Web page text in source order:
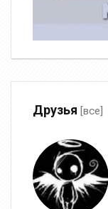
Друзья [все]